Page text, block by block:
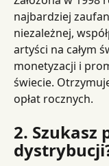
najbardziej
niezależnej,
artyści na całym
monetyzacji i
świecie.
opłat rocznych.
2. Szukasz